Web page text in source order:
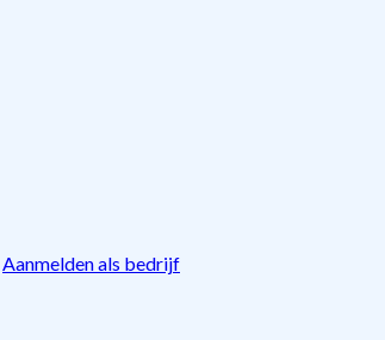
Aanmelden als bedrijf